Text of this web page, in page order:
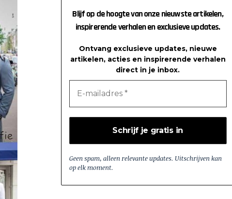
Blijf op de hoogte van onze nieuwste artikelen,
inspirerende verhalen en exclusieve updates.
Ontvang exclusieve updates, nieuwe
artikelen, acties en inspirerende verhalen
direct in je inbox.
Geen spam, alleen relevante updates. Uitschrijven kan
op elk moment.